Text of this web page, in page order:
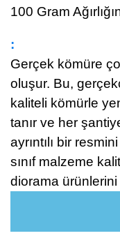
100 Gram
:
Gerçek kömüre
oluşur. Bu,
kaliteli kömürle
tanır ve her
ayrıntılı bir
sınıf malzeme
diorama